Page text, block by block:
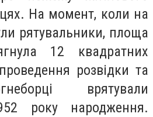
На момент, коли на
рятувальники, площа
12 квадратних
розвідки та
врятували
року народження.